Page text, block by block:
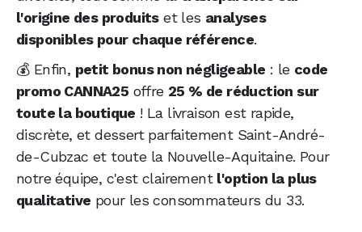
l'origine des produitset les analyses
disponibles pour chaque référence.
💰 Enfin, petit bonus non négligeable : le code
promo CANNA25 offre 25 % de réduction sur
toute la boutique ! La livraison est rapide,
discrète, et dessert parfaitement Saint-André-
de-Cubzac et toute la Nouvelle-Aquitaine. Pour
notre équipe, c'est clairement l'option la plus
qualitative pour les consommateurs du 33.